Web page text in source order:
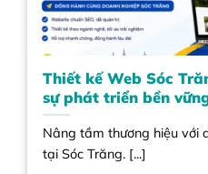
Thiết kế Web Sóc
sự phát triển bền
Nâng tầm thương hiệu với
tại Sóc Trăng. [...]